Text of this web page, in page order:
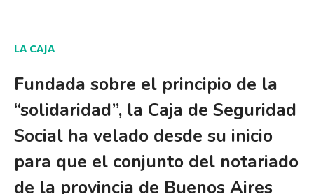
LA CAJA
Fundada sobre el principio de la
“solidaridad”, la Caja de Seguridad
Social ha velado desde su inicio
para que el conjunto del notariado
de la provincia de Buenos Aires